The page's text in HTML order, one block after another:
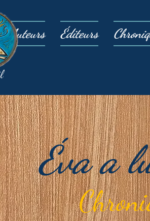
Auteurs Éditeurs
Éva a